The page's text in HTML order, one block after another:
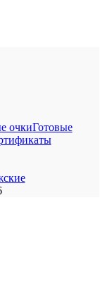
очкиГотовые